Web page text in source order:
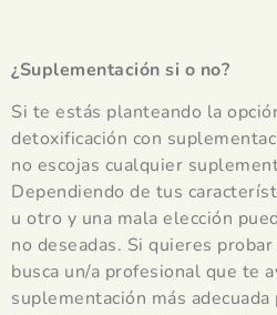
¿Suplementación si o no?
Si te estás planteando la
detoxificación con
no escojas cualquier
Dependiendo de tus
u otro y una mala elección
no deseadas. Si quieres
busca un/a profesional que te
suplementación más